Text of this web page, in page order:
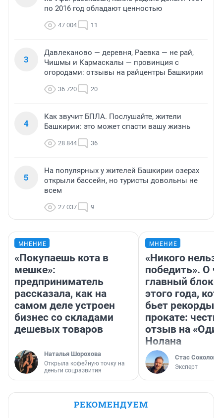
по 2016 год обладают ценностью
47 004 11
3
Давлеканово — деревня, Раевка — не рай,
Чишмы и Кармаскалы — провинция с
огородами: отзывы на райцентры Башкирии
36 720 20
4
Как звучит БПЛА. Послушайте, жители
Башкирии: это может спасти вашу жизнь
28 844 36
5
На популярных у жителей Башкирии озерах
открыли бассейн, но туристы довольны не
всем
27 037 9
МНЕНИЕ
«Покупаешь кота в
мешке»:
предприниматель
рассказала, как на
самом деле устроен
бизнес со складами
дешевых товаров
Наталья Шорохова
Открыла кофейную точку на
деньги соцразвития
МНЕНИЕ
«Никого нельзя
победить». О
главный
этого года,
бьет рекорды в
прокате:
отзыв на
Нолана
Стас Соколов
Эксперт
РЕКОМЕНДУЕМ